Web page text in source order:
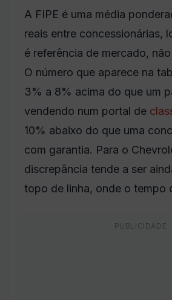
A FIPE é uma média
reais entre concessionárias,
é referência de mercado,
O número que aparece na
3% a 8% acima do que um
vendendo num portal de
10% abaixo do que uma
com garantia. Para o
discrepância tende a ser
topo de linha, onde o tempo